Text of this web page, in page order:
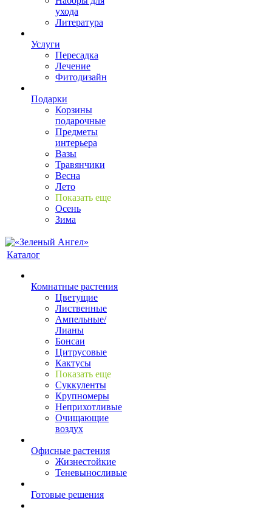
ухода
Литература
Услуги
Пересадка
Лечение
Фитодизайн
Подарки
Корзины
подарочные
Предметы
интерьера
Вазы
Травянчики
Весна
Лето
Показать еще
Осень
Зима
Каталог
Комнатные растения
Цветущие
Лиственные
Ампельные/
Лианы
Бонсаи
Цитрусовые
Кактусы
Показать еще
Суккуленты
Крупномеры
Неприхотливые
Очищающие
воздух
Офисные растения
Жизнестойкие
Теневыносливые
Готовые решения